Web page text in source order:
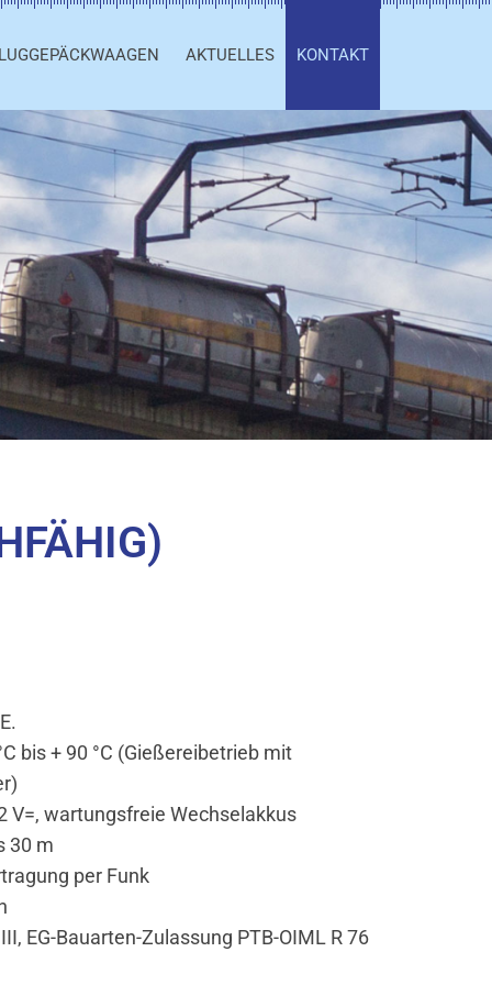
AKTUELLES KONTAKT
bis + 90 °C (Gießereibetrieb mit
V=, wartungsfreie Wechselakkus
30 m
per Funk
EG-Bauarten-Zulassung PTB-OIML R 76